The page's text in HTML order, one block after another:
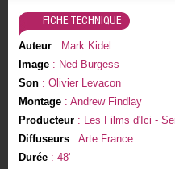
FICHE TECHNIQUE
Auteur: Mark Kidel
Image: Ned Burgess
Son: Olivier Levacon
Montage: Andrew Findlay
Producteur: Les Films d'Ici -
Diffuseurs: Arte France
Durée: 48'